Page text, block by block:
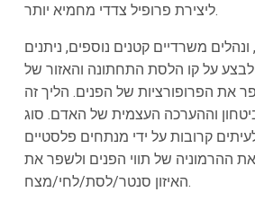
ליצירת פרופיל צדדי מחמיא יותר.
משרדיים קטנים נוספים, ניתנים
לבצע על קו הלסת התחתונה והאזור של
את הפרופורציות של הפנים. הליך זה
וההערכה העצמית של האדם. סוג
קרובות על ידי מנתחים פלסטיים
ההרמוניה של תווי הפנים ולשפר את
האיזון סנטר/לסת/לחי/מצח.